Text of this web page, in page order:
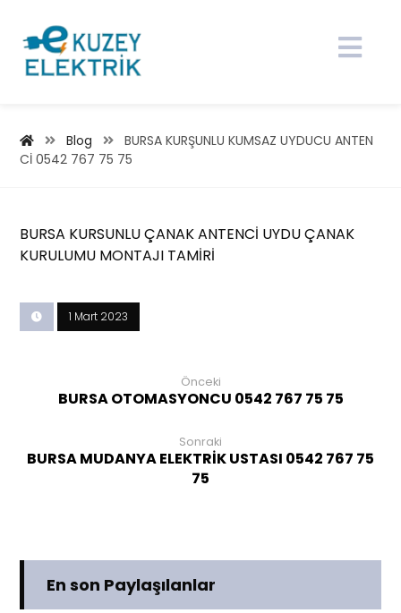
Blog
BURSA KURŞUNLU KUMSAZ UYDUCU ANTEN
Cİ 0542 767 75 75
BURSA KURSUNLU ÇANAK ANTENCİ UYDU ÇANAK
KURULUMU MONTAJI TAMİRİ
1 Mart 2023
Önceki
BURSA OTOMASYONCU 0542 767 75 75
Sonraki
BURSA MUDANYA ELEKTRİK USTASI 0542 767 75
75
En son Paylaşılanlar